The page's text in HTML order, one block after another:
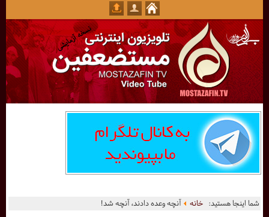
شما اینجا هستید:خانه
آنچه وعده دادند، آنچه شد!